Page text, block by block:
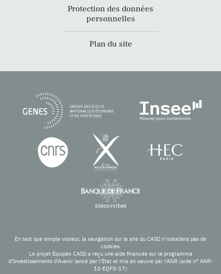
Protection des données
personnelles
Plan du site
En tant que simple visiteur, la navigation sur le site du CASD n'installera pas de
cookies.
Le projet Equipex CASD a reçu une aide financée sur le programme
d’Investissements d’Avenir lancé par l’Etat et mis en oeuvre par l’ANR (aide n° ANR-
10-EQPX-17)